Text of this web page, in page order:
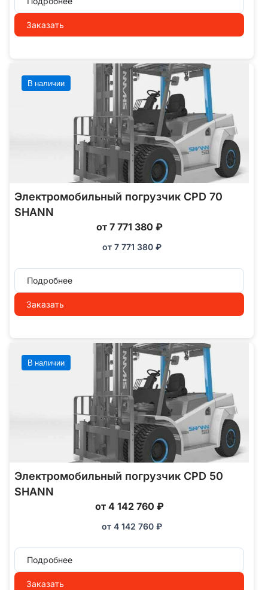
Заказать
В наличии
Электромобильный погрузчик CPD 70
SHANN
от 7 771 380 ₽
от 7 771 380 ₽
Подробнее
Заказать
В наличии
Электромобильный погрузчик CPD 50
SHANN
от 4 142 760 ₽
от 4 142 760 ₽
Подробнее
Заказать